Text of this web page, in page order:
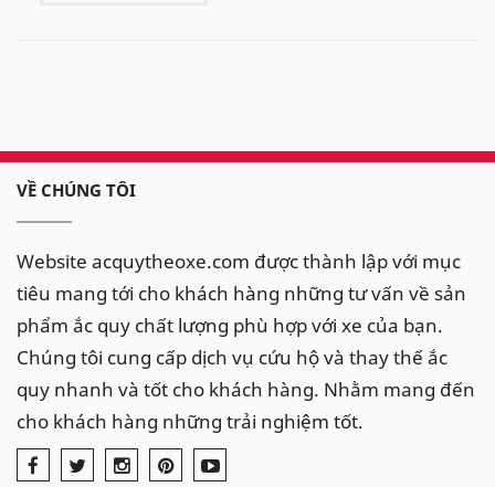
XeMazda 2 skyactivtừ đời 2014 có
chế độI-stop
xe loại bình nước
Trái ( cọc Trái - L ), kích thước ( dài x
rộng x cao ): 232 x 173 x 225 (mm).
Ắc quy thay thế choMazda 2 có I-
stopnên dùng bình Q85 chuyên
dụng để có tuổi thọ cao của các
hãng:Amaron Q85/90D23L ( Bình
hiện tại có tuổi thọ tốt trong các
bình Q85 ), Varta Q85/95D23L, GS
VỀ CHÚNG TÔI
Website acquytheoxe.com được thành lập với mục
tiêu mang tới cho khách hàng những tư vấn về sản
phẩm ắc quy chất lượng phù hợp với xe của bạn.
Chúng tôi cung cấp dịch vụ cứu hộ và thay thế ắc
quy nhanh và tốt cho khách hàng. Nhằm mang đến
cho khách hàng những trải nghiệm tốt.